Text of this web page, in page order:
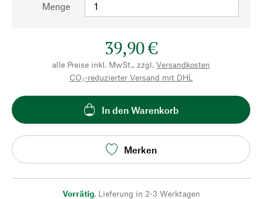
Menge
39,90 €
alle Preise inkl. MwSt., zzgl. Versandkosten
CO₂-reduzierter Versand mit DHL
In den Warenkorb
Merken
Vorrätig, Lieferung in 2-3 Werktagen